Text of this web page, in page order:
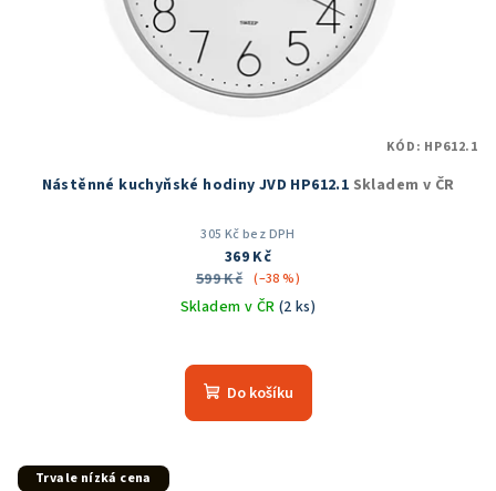
Nástěnné kuchyňské hodiny JVD HP612.1 Skladem v ČR
305 Kč bez DPH
369 Kč
599 Kč (–38 %)
Skladem v ČR (2 ks)
hodnocení
produktu
Do košíku
KÓD: HP612.1
Trvale nízká cena